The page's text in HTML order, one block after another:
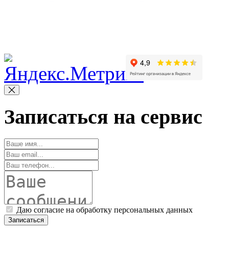
Записаться на сервис
Даю согласие на обработку персональных данных
Записаться